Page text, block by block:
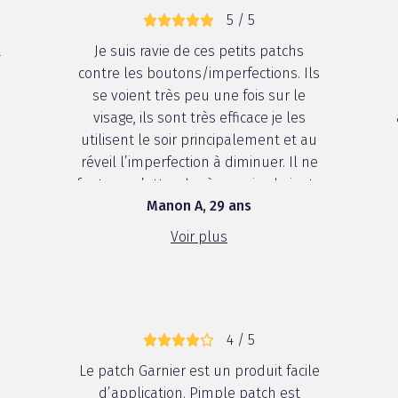
5 / 5
Je suis ravie de ces petits patchs
contre les boutons/imperfections. Ils
se voient très peu une fois sur le
visage, ils sont très efficace je les
utilisent le soir principalement et au
réveil l’imperfection à diminuer. Il ne
faut pas s’attendre à un miracle juste
ça aide au processus de cicatrisation
ou de desinflammation du bouton.
J’en suis très contente ...
Manon A, 29 ans
Voir plus
4 / 5
Le patch Garnier est un produit facile
d’application. Pimple patch est